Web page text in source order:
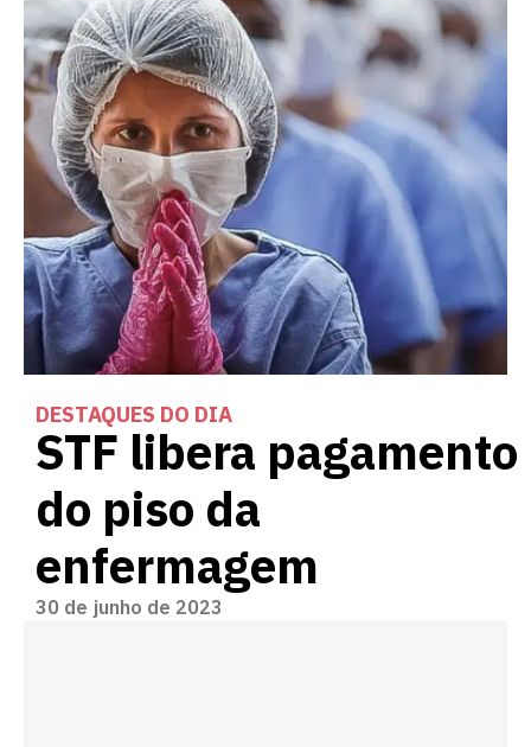
DESTAQUES DO DIA
STF libera pagamento
do piso da
enfermagem
30 de junho de 2023